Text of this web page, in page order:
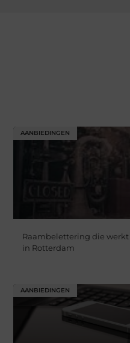
AANBIEDINGEN
Raambelettering die
in Rotterdam
AANBIEDINGEN